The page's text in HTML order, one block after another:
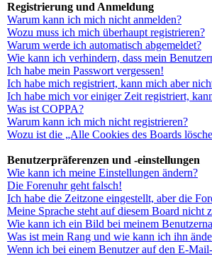
Registrierung und Anmeldung
Warum kann ich mich nicht anmelden?
Wozu muss ich mich überhaupt registrieren?
Warum werde ich automatisch abgemeldet?
Wie kann ich verhindern, dass mein
Ich habe mein Passwort vergessen!
Ich habe mich registriert, kann mich aber
Ich habe mich vor einiger Zeit registriert,
Was ist COPPA?
Warum kann ich mich nicht registrieren?
Wozu ist die „Alle Cookies des Boards
Benutzerpräferenzen und -einstellungen
Wie kann ich meine Einstellungen ändern?
Die Forenuhr geht falsch!
Ich habe die Zeitzone eingestellt, aber die
Meine Sprache steht auf diesem Board nicht
Wie kann ich ein Bild bei meinem
Was ist mein Rang und wie kann ich ihn
Wenn ich bei einem Benutzer auf den E-